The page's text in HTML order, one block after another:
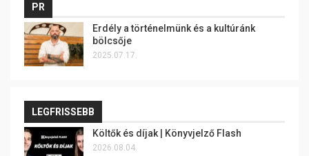
PR
Erdély a történelmünk és a kultúránk
bölcsője
2025.07.17.
LEGFRISSEBB
Költők és díjak | Könyvjelző Flash
2026.08.04.